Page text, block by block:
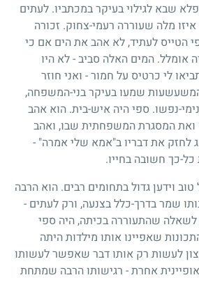
שבא לגילוי בעיקר במכתביו. לעתים
מלה שעוררה רעמי-צחוק. זכורה
הטייס לעתיד, לא אהב את הים אם כי
אומלל. המים האלה סביב - לא היו
לי כרטיס על חמור - ואני חוזר
שמעו בעיקר בני-המשפחה,
נפשו. ספי היה איש-בית. הוא אהב
ואת המסגרת המשפחתית שבו, ואהב
לחזק את דבריו ב"אמא שלי אמרה" -
כך חשובה בחייו.
וידען גדול בתחומים רבים. הוא הרבה
שמר בדרך-כלל בצנעה, ורק לעתים -
שהתעוררה בכיתה, היה ספי
שאפיינו אותו מילדות היתה
לעשות רק אותו דבר שאפשר לעשותו
אחרת - רגישותו הרבה שמתחת